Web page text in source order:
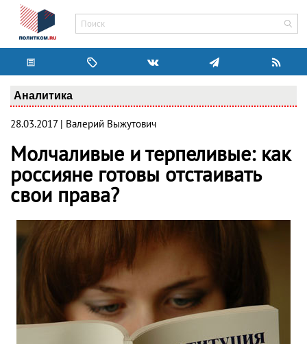
Аналитика
28.03.2017 | Валерий Выжутович
Молчаливые и терпеливые: как
россияне готовы отстаивать
свои права?